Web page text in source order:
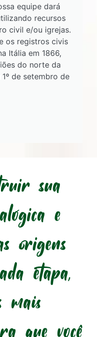
equipe dará
recursos
civil e/ou igrejas.
os registros civis
Itália em 1866,
do norte da
de setembro de
sua
e
origens
etapa,
mais